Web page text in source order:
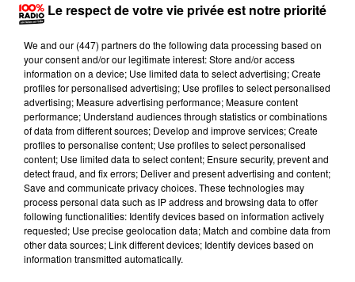
Samedi dernier, un homme de 21
ans et ses amies ont été pris à
partie non loin du canal du Midi. Six
individus, armés de cutters et de
poings américains, les ont agressés.
Deux jeunes filles ont été jetées au
sol et l’homme a eu la mâchoire
fracturée. Une enquête a été
ouverte par le commissariat.
Publié : 3 septembre 2015 à 8h22
Le respect de votre vie privée est notre priorité
We and our (447) partnersdo the following data processing based on
your consent and/or our legitimate interest: Store and/or access
information on a device; Use limited data to select advertising; Create
profiles for personalised advertising; Use profiles to select personalised
advertising; Measure advertising performance; Measure content
performance; Understand audiences through statistics or combinations
of data from different sources; Develop and improve services; Create
profiles to personalise content; Use profiles to select personalised
content; Use limited data to select content; Ensure security, prevent and
detect fraud, and fix errors; Deliver and present advertising and content;
Save and communicate privacy choices. These technologies may
process personal data such as IP address and browsing data to offer
following functionalities: Identify devices based on information actively
requested; Use precise geolocation data; Match and combine data from
other data sources; Link different devices; Identify devices based on
information transmitted automatically.